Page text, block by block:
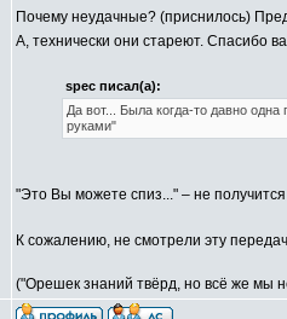
Почему неудачные? (приснилось)
А, технически они стареют. Спасибо
spec писал(а):
Да вот... Была когда-то давно
руками"
"Это Вы можете спиз..." – не
К сожалению, не смотрели эту
("Орешек знаний твёрд, но всё же мы